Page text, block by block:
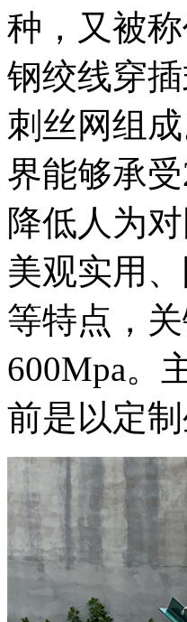
种，又被
钢绞线穿
刺丝网组
界能够承
降低人为
美观实用
等特点，
600Mpa。
前是以定制